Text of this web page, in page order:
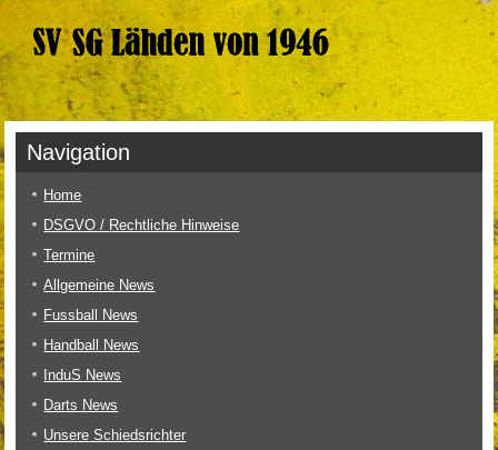
Navigation
Home
DSGVO / Rechtliche Hinweise
Termine
Allgemeine News
Fussball News
Handball News
InduS News
Darts News
Unsere Schiedsrichter